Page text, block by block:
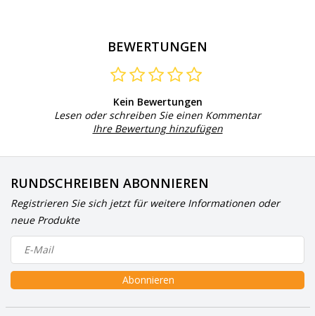
BEWERTUNGEN
Kein Bewertungen
Lesen oder schreiben Sie einen Kommentar
Ihre Bewertung hinzufügen
RUNDSCHREIBEN ABONNIEREN
Registrieren Sie sich jetzt für weitere Informationen oder
neue Produkte
Abonnieren